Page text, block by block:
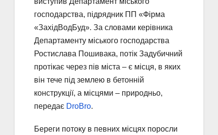
господарства, підрядник ПП «Фірма
«ЗахідВодБуд». За словами керівника
Департаменту міського господарства
Ростислава Пошивака, потік Задубичний
протікає через пів міста – є місця, в яких
він тече під землею в бетонній
конструкції, а місцями – природньо,
передає DroBro.
Береги потоку в певних місцях поросли